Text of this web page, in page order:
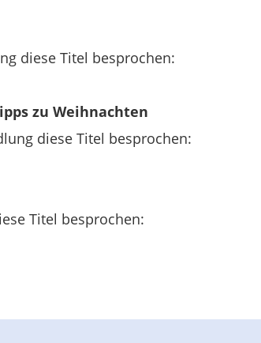
diese Titel besprochen:
zu Weihnachten
diese Titel besprochen:
Titel besprochen: